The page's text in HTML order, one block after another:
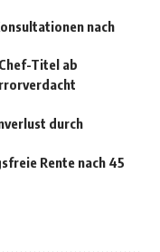
nach
Titel ab
durch
Rente nach 45